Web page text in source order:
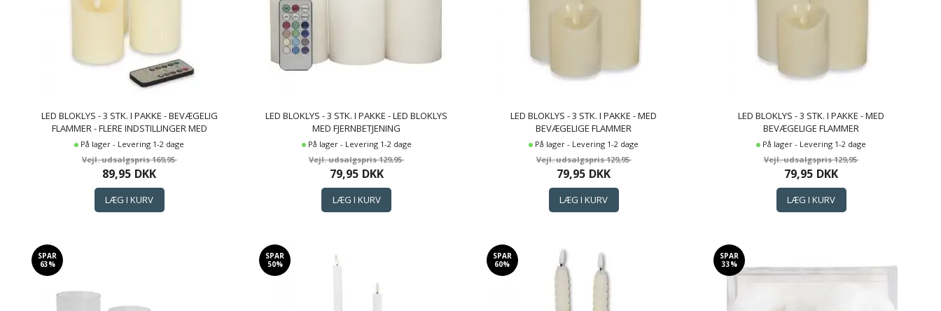
LED BLOKLYS - 3 STK. I PAKKE - BEVÆGELIG
FLAMMER - FLERE INDSTILLINGER MED
FJERNBETJENING
På lager - Levering 1-2 dage
169,95
89,95 DKK
LED BLOKLYS - 3 STK. I PAKKE - LED BLOKLYS
MED FJERNBETJENING
På lager - Levering 1-2 dage
129,95
79,95 DKK
LED BLOKLYS - 3 STK. I PAKKE - MED
BEVÆGELIGE FLAMMER
På lager - Levering 1-2 dage
129,95
79,95 DKK
LED BLOKLYS - 3 STK. I PAKKE - MED
BEVÆGELIGE FLAMMER
På lager - Levering 1-2 dage
129,95
79,95 DKK
SPAR
63%
SPAR
50%
SPAR
60%
SPAR
33%